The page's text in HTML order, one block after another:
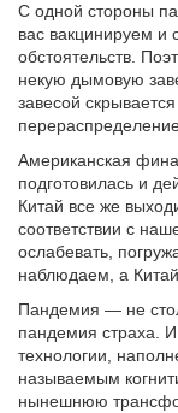
С одной стороны
вас вакцинируем и
обстоятельств.
некую дымовую
завесой
Американская
подготовилась и
Китай все же
соответствии с
ослабевать,
наблюдаем, а Китай
Пандемия — не
пандемия страха.
технологии,
называемым
нынешнюю